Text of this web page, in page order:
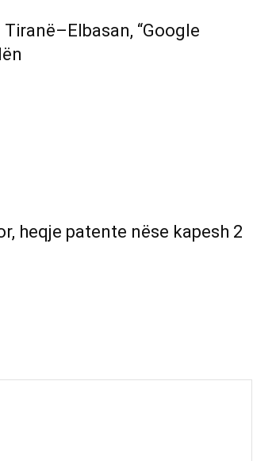
“Google
heqje patente nëse kapesh 2